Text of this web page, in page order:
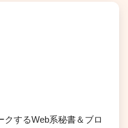
クするWeb系秘書＆ブロ